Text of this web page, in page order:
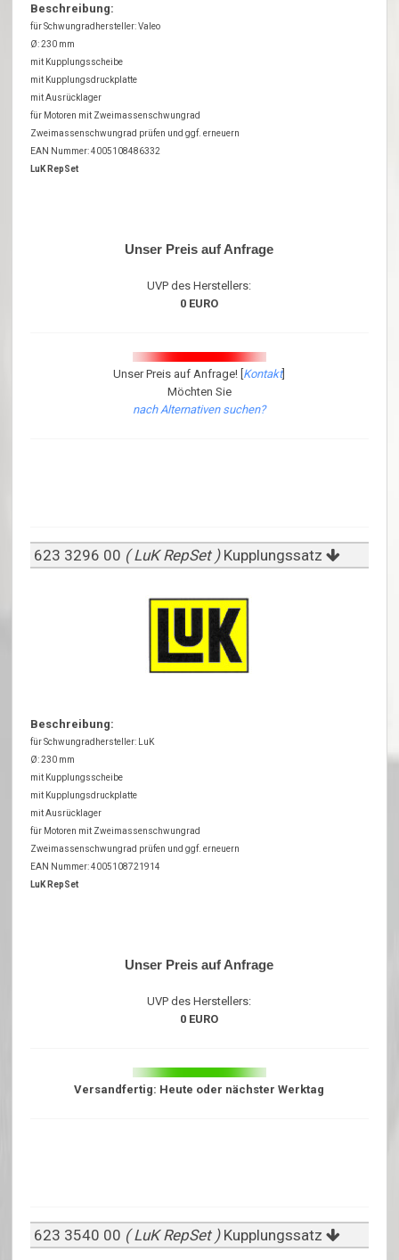
Beschreibung:
für Schwungradhersteller: Valeo
Ø: 230 mm
mit Kupplungsscheibe
mit Kupplungsdruckplatte
mit Ausrücklager
für Motoren mit Zweimassenschwungrad
Zweimassenschwungrad prüfen und ggf. erneuern
EAN Nummer: 4005108486332
LuK RepSet
Unser Preis auf Anfrage
UVP des Herstellers:
0 EURO
Unser Preis auf Anfrage! [Kontakt]
Möchten Sie
nach Alternativen suchen?
623 3296 00 ( LuK RepSet ) Kupplungssatz
Beschreibung:
für Schwungradhersteller: LuK
Ø: 230 mm
mit Kupplungsscheibe
mit Kupplungsdruckplatte
mit Ausrücklager
für Motoren mit Zweimassenschwungrad
Zweimassenschwungrad prüfen und ggf. erneuern
EAN Nummer: 4005108721914
LuK RepSet
Unser Preis auf Anfrage
UVP des Herstellers:
0 EURO
Versandfertig: Heute oder nächster Werktag
623 3540 00 ( LuK RepSet ) Kupplungssatz